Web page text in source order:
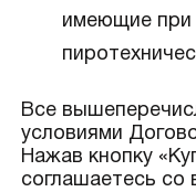
имеющие при
Все
условиями
Нажав кнопку
соглашаетесь